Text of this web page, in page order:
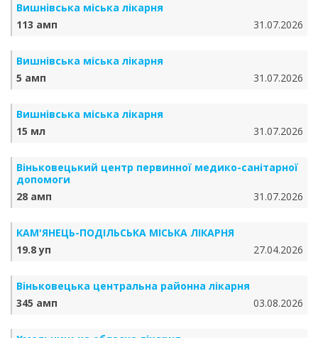
Вишнівська міська лікарня
113 амп
31.07.2026
Вишнівська міська лікарня
5 амп
31.07.2026
Вишнівська міська лікарня
15 мл
31.07.2026
Віньковецький центр первинної медико-санітарної
допомоги
28 амп
31.07.2026
КАМ'ЯНЕЦЬ-ПОДІЛЬСЬКА МІСЬКА ЛІКАРНЯ
19.8 уп
27.04.2026
Віньковецька центральна районна лікарня
345 амп
03.08.2026